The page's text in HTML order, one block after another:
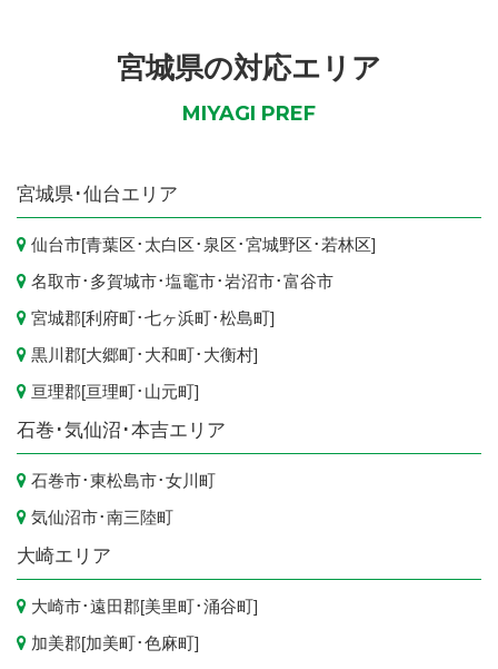
宮城県の対応エリア
MIYAGI PREF
宮城県 ･仙台エリア
仙台市[青葉区･ 太白区･ 泉区･宮城野区･ 若林区]
名取市･ 多賀城市･塩竈市･岩沼市･富谷市
宮城郡[利府町･七ヶ浜町･松島町]
黒川郡[大郷町･ 大和町･ 大衡村]
亘理郡[亘理町･ 山元町]
石巻･気仙沼･本吉エリア
石巻市･東松島市･女川町
気仙沼市･南三陸町
大崎エリア
大崎市･遠田郡[美里町･涌谷町]
加美郡[加美町･色麻町]